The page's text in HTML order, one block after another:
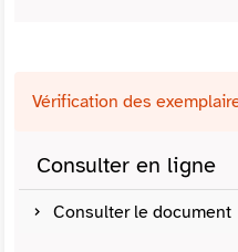
Vérification des
Consulter en ligne
Consulter le document